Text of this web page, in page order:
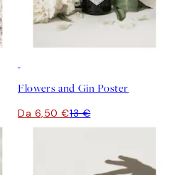
Flowers and Gin Poster
Da 6,50 €13 €